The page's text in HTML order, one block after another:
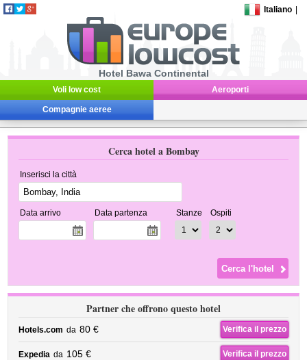
Italiano
Hotel Bawa Continental
Voli low cost Aeroporti
Compagnie aeree
Cerca hotel a Bombay
Inserisci la città
Data arrivo Data partenza Stanze Ospiti
Partner che offrono questo hotel
Hotels.com da 80 € Verifica il prezzo
Expedia da 105 € Verifica il prezzo